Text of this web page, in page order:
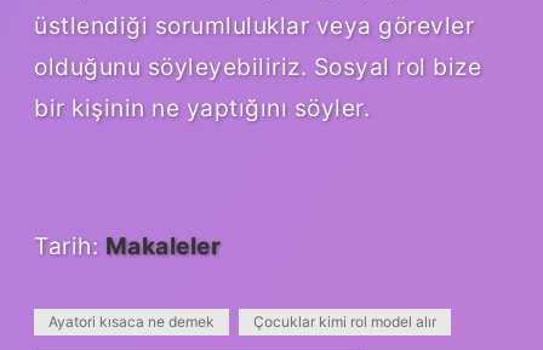
üstlendiği sorumluluklar veya görevler
olduğunu söyleyebiliriz. Sosyal rol bize
bir kişinin ne yaptığını söyler.
Tarih: Makaleler
Ayatori kısaca ne demek Çocuklar kimi rol model alır